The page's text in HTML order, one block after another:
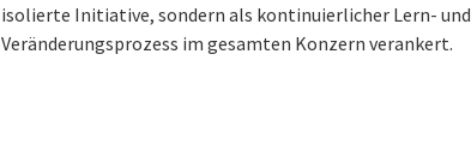
isolierte Initiative, sondern als kontinuierlicher Lern- und
Veränderungsprozess im gesamten Konzern verankert.